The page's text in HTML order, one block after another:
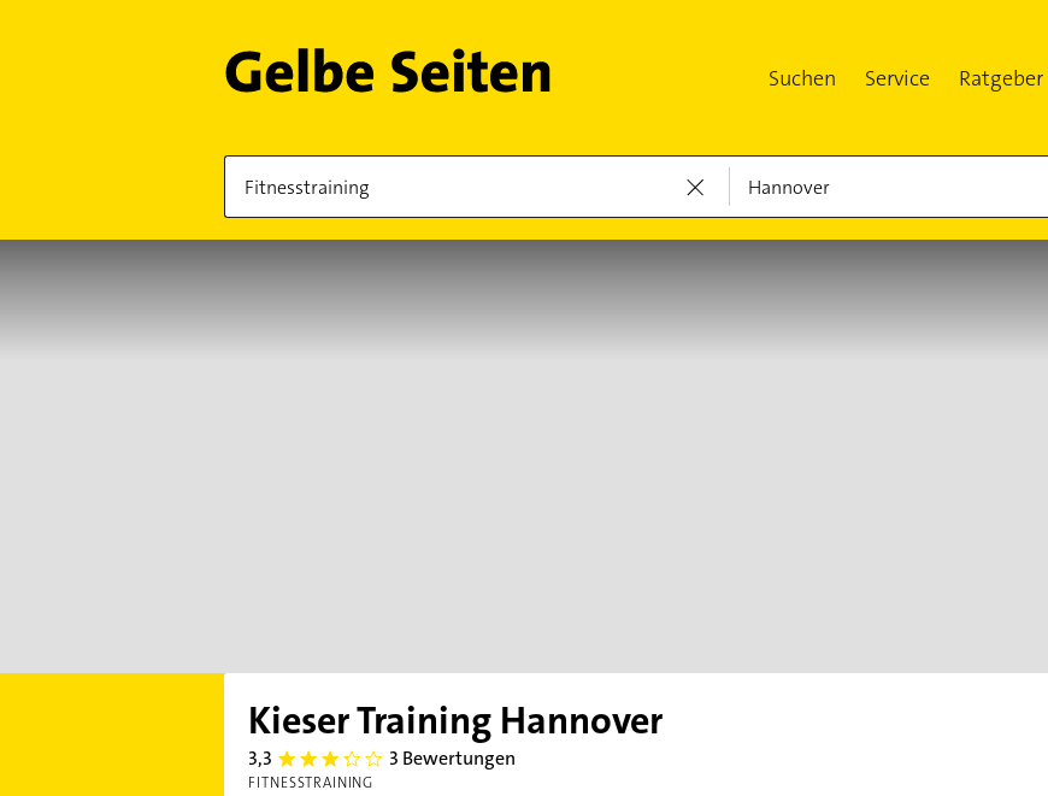
Suchen Service Ratgeber
Kieser Training Hannover
3,3 3.3 3 Bewertungen
FITNESSTRAINING